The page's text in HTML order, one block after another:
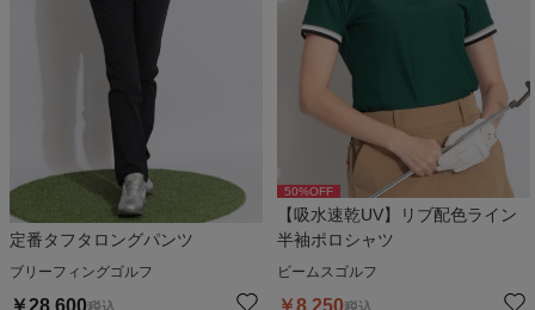
定番タフタロングパンツ
ブリーフィングゴルフ
￥ 28,600
50%OFF
【吸水速乾UV】リブ配色ライン
半袖ポロシャツ
ビームスゴルフ
￥8,250